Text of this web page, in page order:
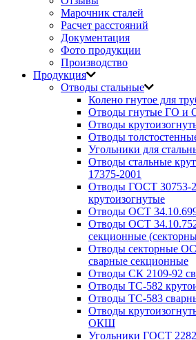
Марочник сталей
Расчет расстояний
Документация
Фото продукции
Производство
Продукция
Отводы стальные
Колено гнутое для
Отводы гнутые ГО и
Отводы
Отводы
Угольники для
Отводы стальные
17375-2001
Отводы ГОСТ 30753-
крутоизогнутые
Отводы ОСТ
Отводы ОСТ
секционные
Отводы секторные
сварные секционные
Отводы СК 2109-92
Отводы ТС-582
Отводы ТС-583
Отводы
ОКШ
Угольники ГОСТ